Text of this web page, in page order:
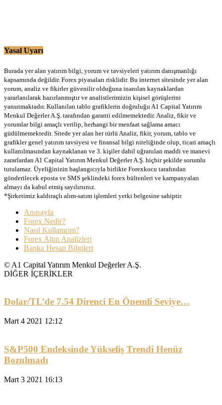
Yasal Uyarı
Burada yer alan yatırım bilgi, yorum ve tavsiyeleri yatırım danışmanlığı
kapsamında değildir. Forex piyasaları risklidir. Bu internet sitesinde yer alan
yorum, analiz ve fikirler güvenilir olduğuna inanılan kaynaklardan
yararlanılarak hazırlanmıştır ve analistlerimizin kişisel görüşlerini
yansıtmaktadır. Kullanılan tablo grafiklerin doğruluğu A1 Capital Yatırım
Menkul Değerler A.Ş. tarafından garanti edilmemektedir. Analiz, fikir ve
yorumlar bilgi amaçlı verilip, herhangi bir menfaat sağlama amacı
güdülmemektedir. Sitede yer alan her türlü Analiz, fikir, yorum, tablo ve
grafikler genel yatırım tavsiyesi ve finansal bilgi niteliğinde olup, ticari amaçlı
kullanılmasından kaynaklanan ve 3. kişiler dahil uğranılan maddi ve manevi
zararlardan A1 Capital Yatırım Menkul Değerler A.Ş. hiçbir şekilde sorumlu
tutulamaz. Üyeliğinizin başlangıcıyla birlikte Forexkocu tarafından
gönderilecek eposta ve SMS şeklindeki forex bültenleri ve kampanyaları
almayı da kabul etmiş sayılırsınız.
*Şirketimiz kaldıraçlı alım-satım işlemleri yetki belgesine sahiptir.
Anasayfa
Forex Nedir?
Nasıl Kullanırım?
Forex Altın Analizleri
Banka Hesap Bilgileri
© A1 Capital Yatırım Menkul Değerler A.Ş.
DİĞER İÇERİKLER
Dolar/TL’de 7.54 Direnci En Önemli Seviye…
Mart 4 2021 12:12
S&P500 Endeksinde Yükseliş Trendi Henüz
Bozulmadı
Mart 3 2021 16:13